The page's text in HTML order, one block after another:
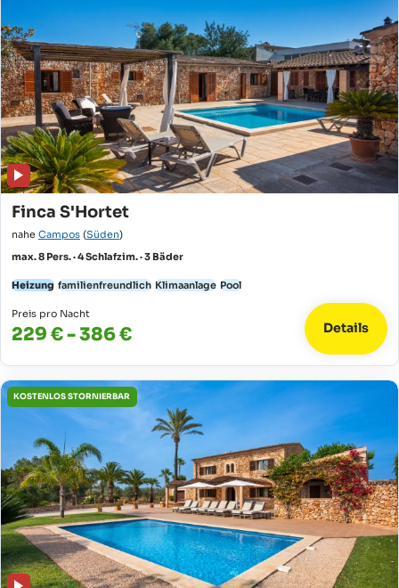
Finca S'Hortet
nahe Campos (Süden)
max. 8 Pers. · 4 Schlafzim. · 3 Bäder
Heizung familienfreundlich Klimaanlage Pool
Preis pro Nacht
229 € - 386 € Details
KOSTENLOS STORNIERBAR